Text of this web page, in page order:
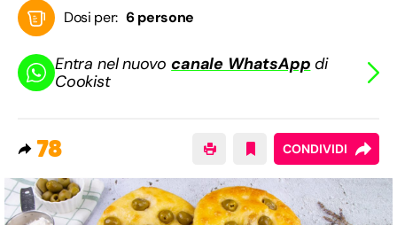
Dosi per: 6 persone
Entra nel nuovocanale WhatsApp di
Cookist
78 CONDIVIDI